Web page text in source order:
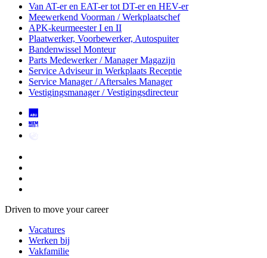
Van AT-er en EAT-er tot DT-er en HEV-er
Meewerkend Voorman / Werkplaatschef
APK-keurmeester I en II
Plaatwerker, Voorbewerker, Autospuiter
Bandenwissel Monteur
Parts Medewerker / Manager Magazijn
Service Adviseurin Werkplaats Receptie
Service Manager / Aftersales Manager
Vestigingsmanager / Vestigingsdirecteur
Driven to move your career
Vacatures
Werken bij
Vakfamilie